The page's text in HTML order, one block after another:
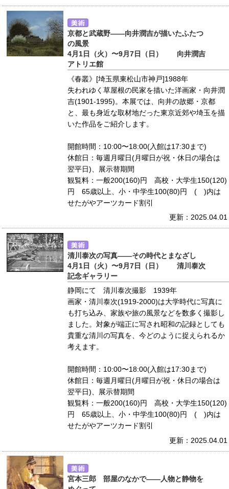
京都と武蔵野――向井潤吉が描いたふたつ
の風景
4月1日（火）〜9月7日（日） 向井潤吉
アトリエ館
《春叢》[埼玉県東松山市神戸]1988年
失われゆく草屋根の民家を描いた洋画家・向井潤
吉(1901-1995)。本展では、向井の故郷・京都
と、最も身近な取材地だった東京近郊や埼玉を描
いた作品をご紹介します。
開館時間：10:00〜18:00(入館は17:30まで)
休館日：毎週月曜日(月曜日が祝・休日の場合は
翌平日)、展示替期間
観覧料：一般200(160)円 高校・大学生150(120)
円 65歳以上、小・中学生100(80)円 ( )内は
せたがやアーツカード割引
更新：2025.04.01
清川泰次の写真――その時代とまなざし
4月1日（火）〜9月7日（日） 清川泰次
記念ギャラリー
静岡にて 清川泰次撮影 1939年
画家・清川泰次(1919-2000)は大学時代に写真に
も打ち込み、家族や旅の風景などを数多く撮影し
ました。対象が端正に写され昭和の記録としても
貴重な清川の写真を、今どのように捉えられるか
考えます。
開館時間：10:00〜18:00(入館は17:30まで)
休館日：毎週月曜日(月曜日が祝・休日の場合は
翌平日)、展示替期間
観覧料：一般200(160)円 高校・大学生150(120)
円 65歳以上、小・中学生100(80)円 ( )内は
せたがやアーツカード割引
更新：2025.04.01
宮本三郎 部屋のなかで――人物と静物を